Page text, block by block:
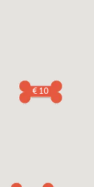
€ 10